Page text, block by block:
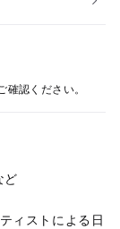
認ください。
ど
ィストによる日